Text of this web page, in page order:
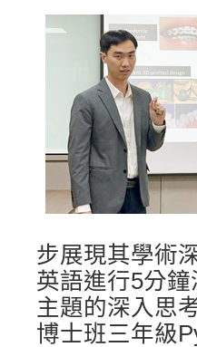
步展現其學術
英語進行5分
主題的深入思
博士班三年級